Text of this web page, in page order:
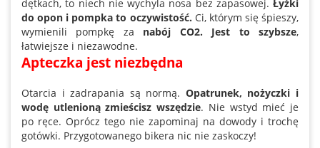
dętkach, to niech nie wychyla nosa bez zapasowej. Łyżki
do opon i pompka to oczywistość. Ci, którym się śpieszy,
wymienili pompkę za nabój CO2. Jest to szybsze,
łatwiejsze i niezawodne.
Apteczka jest niezbędna
Otarcia i zadrapania są normą. Opatrunek, nożyczki i
wodę utlenioną zmieścisz wszędzie. Nie wstyd mieć je
po ręce. Oprócz tego nie zapominaj na dowody i trochę
gotówki. Przygotowanego bikera nic nie zaskoczy!